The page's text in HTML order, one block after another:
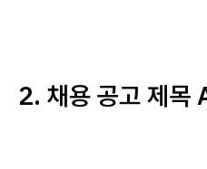
2. 채용 공고 제목